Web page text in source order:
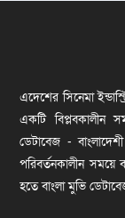
এদেশের সিনেমা
একটি বিপ্লবকালীন
ডেটাবেজ -
পরিবর্তনকালীন সময়ে
হতে বাংলা মুভি